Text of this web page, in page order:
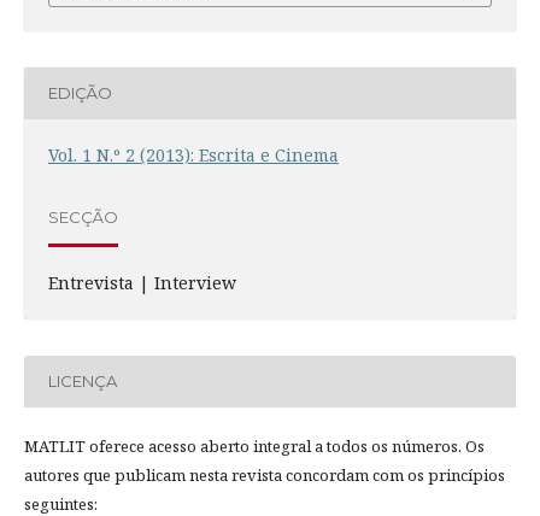
EDIÇÃO
Vol. 1 N.º 2 (2013): Escrita e Cinema
SECÇÃO
Entrevista | Interview
LICENÇA
MATLIT oferece acesso aberto integral a todos os números. Os
autores que publicam nesta revista concordam com os princípios
seguintes: